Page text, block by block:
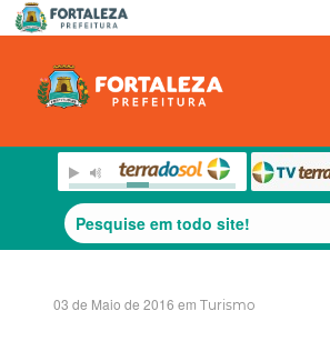
03 de Maio de 2016 em Turismo